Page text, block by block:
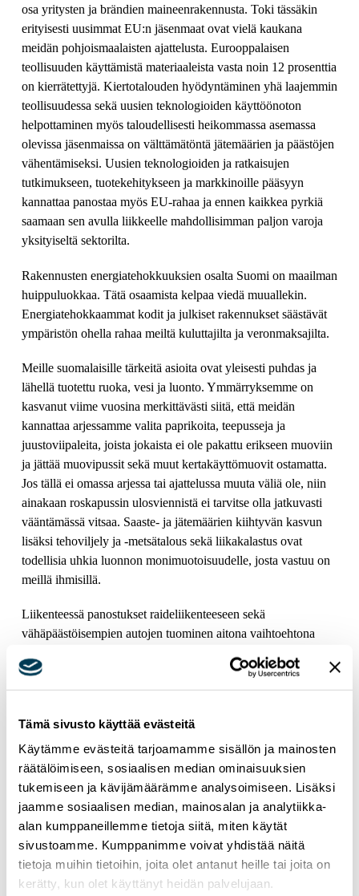
Tämä sivusto käyttää evästeitä
Käytämme evästeitä tarjoamamme sisällön ja mainosten
räätälöimiseen, sosiaalisen median ominaisuuksien
tukemiseen ja kävijämäärämme analysoimiseen. Lisäksi
jaamme sosiaalisen median, mainosalan ja analytiikka-
alan kumppaneillemme tietoja siitä, miten käytät
sivustoamme. Kumppanimme voivat yhdistää näitä
tietoja muihin tietoihin, joita olet antanut heille tai joita on
kerätty, kun olet käyttänyt heidän palvelujaan.
osa yritysten ja brändien maineenrakennusta. Toki tässäkin
erityisesti uusimmat EU:n jäsenmaat ovat vielä kaukana
meidän pohjoismaalaisten ajattelusta. Eurooppalaisen
teollisuuden käyttämistä materiaaleista vasta noin 12 prosenttia
on kierrätettyjä. Kiertotalouden hyödyntäminen yhä laajemmin
teollisuudessa sekä uusien teknologioiden käyttöönoton
helpottaminen myös taloudellisesti heikommassa asemassa
olevissa jäsenmaissa on välttämätöntä jätemäärien ja päästöjen
vähentämiseksi. Uusien teknologioiden ja ratkaisujen
tutkimukseen, tuotekehitykseen ja markkinoille pääsyyn
kannattaa panostaa myös EU-rahaa ja ennen kaikkea pyrkiä
saamaan sen avulla liikkeelle mahdollisimman paljon varoja
yksityiseltä sektorilta.
Rakennusten energiatehokkuuksien osalta Suomi on maailman
huippuluokkaa. Tätä osaamista kelpaa viedä muuallekin.
Energiatehokkaammat kodit ja julkiset rakennukset säästävät
ympäristön ohella rahaa meiltä kuluttajilta ja veronmaksajilta.
Meille suomalaisille tärkeitä asioita ovat yleisesti puhdas ja
lähellä tuotettu ruoka, vesi ja luonto. Ymmärryksemme on
kasvanut viime vuosina merkittävästi siitä, että meidän
kannattaa arjessamme valita paprikoita, teepusseja ja
juustoviipaleita, joista jokaista ei ole pakattu erikseen muoviin
ja jättää muovipussit sekä muut kertakäyttömuovit ostamatta.
Jos tällä ei omassa arjessa tai ajattelussa muuta väliä ole, niin
ainakaan roskapussin ulosviennistä ei tarvitse olla jatkuvasti
vääntämässä vitsaa. Saaste- ja jätemäärien kiihtyvän kasvun
lisäksi tehoviljely ja -metsätalous sekä liikakalastus ovat
todellisia uhkia luonnon monimuotoisuudelle, josta vastuu on
meillä ihmisillä.
Liikenteessä panostukset raideliikenteeseen sekä
vähäpäästöisempien autojen tuominen aitona vaihtoehtona
kuluttajille ovat tärkeitä toimia myös sujuvan arjen
tukemiseksi. Moni meistä valitsisi mielellään junan auton tai
lentokoneen sijaan, kun se olisi matkanteon kannalta järkevää.
pääkaupunkiseudun parempi raideliikenne sekä raideyhteyden
saaminen Tallinnan kautta kiinni Baltiaa pian halkoviin
raiteisiin ovat merkittävältä osin meistä itsestämme kiinni. On
vaikea ymmärtää, miksi näihin hankkeisiin ei lähdetty
hakemaan EU-rahoitusta jo kauan sitten. Yksityinen sektori on
myös entistä kiinnostuneempi ilmastoystävällisistä
raidehankkeista. Enkä tarkoita nyt pelkästään kiinalaisia
sijoittajia. Nämä ovat isoja ympäristö-, ilmasto- ja
arvovalintoja suomalaisilta poliitikoilta.